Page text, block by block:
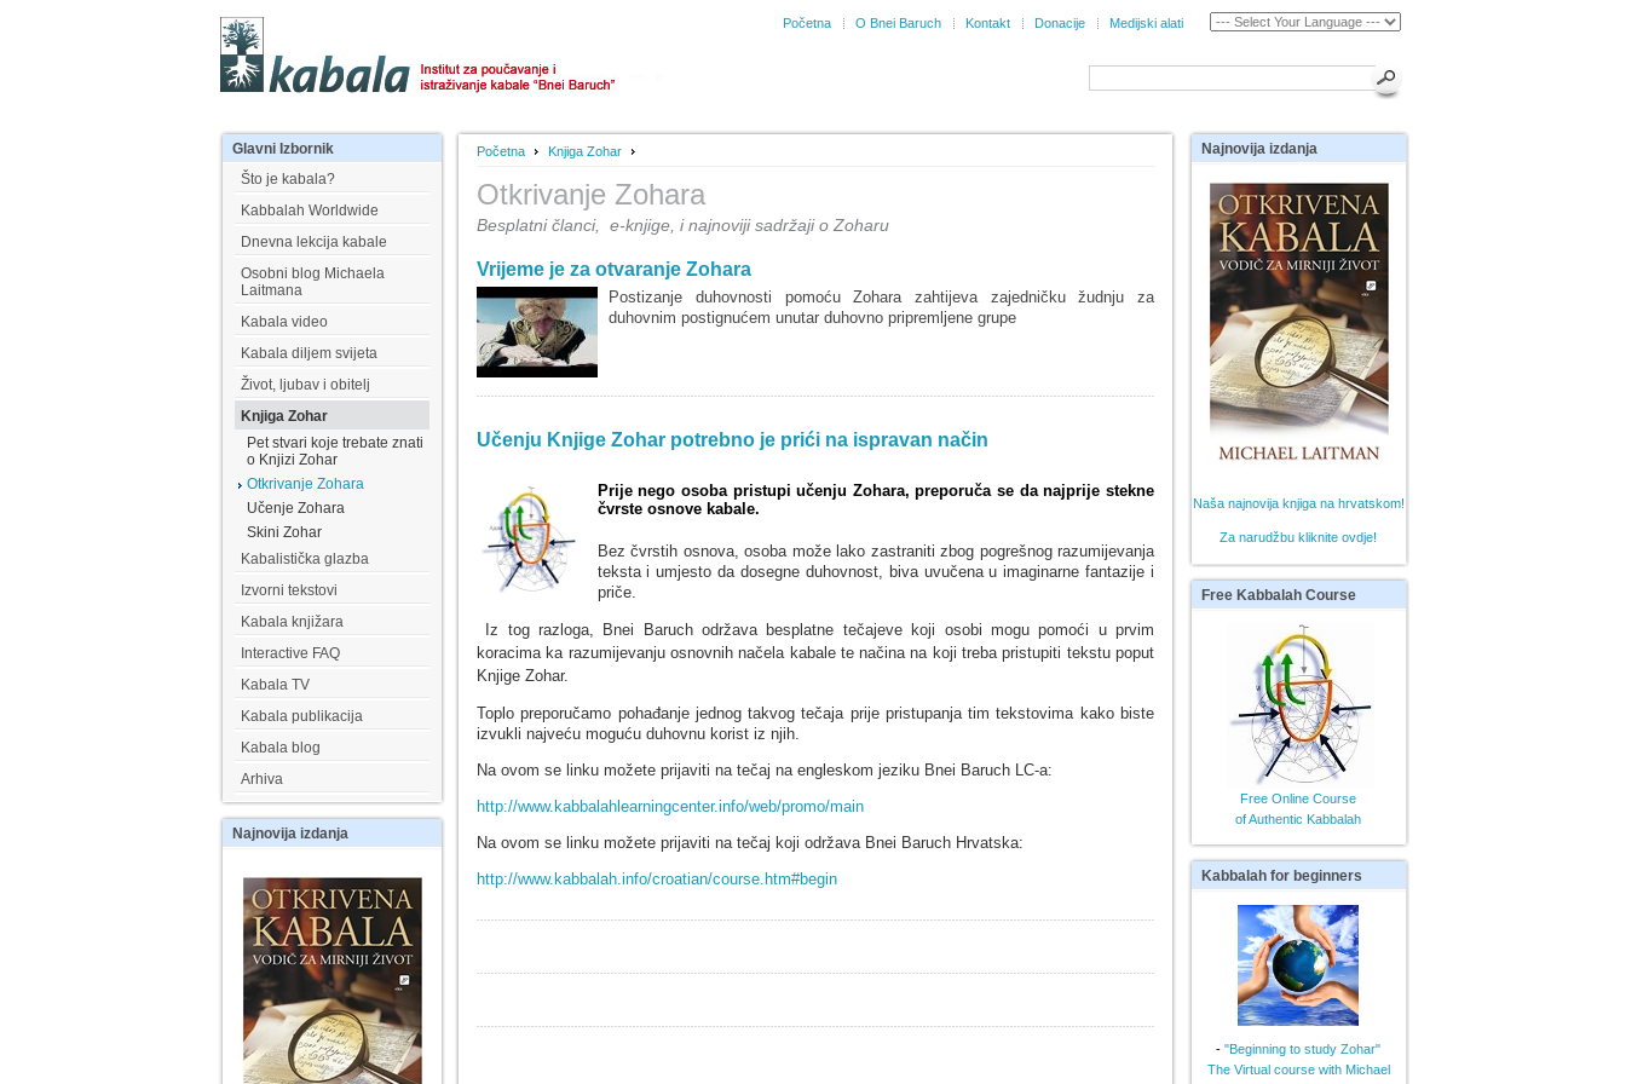
Početna O Bnei Baruch Kontakt Donacije Medijski alati
Početna Knjiga Zohar
Otkrivanje Zohara
Besplatni članci, e-knjige, i najnoviji sadržaji o Zoharu
Vrijeme je za otvaranje Zohara
Postizanje duhovnosti pomoću Zohara zahtijeva zajedničku žudnju za
duhovnim postignućem unutar duhovno pripremljene grupe
Učenju Knjige Zohar potrebno je prići na ispravan način
Prije nego osoba pristupi učenju Zohara, preporuča se da najprije stekne
čvrste osnove kabale.
Bez čvrstih osnova, osoba može lako zastraniti zbog pogrešnog razumijevanja
teksta i umjesto da dosegne duhovnost, biva uvučena u imaginarne fantazije i
priče.
Iz tog razloga, Bnei Baruch održava besplatne tečajeve koji osobi mogu pomoći u prvim
koracima ka razumijevanju osnovnih načela kabale te načina na koji treba pristupiti tekstu poput
Knjige Zohar.
Toplo preporučamo pohađanje jednog takvog tečaja prije pristupanja tim tekstovima kako biste
izvukli najveću moguću duhovnu korist iz njih.
Na ovom se linku možete prijaviti na tečaj na engleskom jeziku Bnei Baruch LC-a:
http://www.kabbalahlearningcenter.info/web/promo/main
Na ovom se linku možete prijaviti na tečaj koji održava Bnei Baruch Hrvatska:
http://www.kabbalah.info/croatian/course.htm#begin
GlavniIzbornik
Što je kabala?
Kabbalah Worldwide
Dnevna lekcija kabale
Osobni blog Michaela
Laitmana
Kabala video
Kabala diljem svijeta
Život, ljubav i obitelj
Knjiga Zohar
Pet stvari koje trebate znati
o Knjizi Zohar
Otkrivanje Zohara
Učenje Zohara
Skini Zohar
Kabalistička glazba
Izvorni tekstovi
Kabala knjižara
Interactive FAQ
Kabala TV
Kabala publikacija
Kabala blog
Arhiva
Najnovijaizdanja
Najnovijaizdanja
Naša najnovija knjiga na hrvatskom!
Za narudžbu kliknite ovdje!
FreeKabbalah Course
Free Online Course
of Authentic Kabbalah
Kabbalahfor beginners
-"Beginning to study Zohar"
The Virtual course with Michael